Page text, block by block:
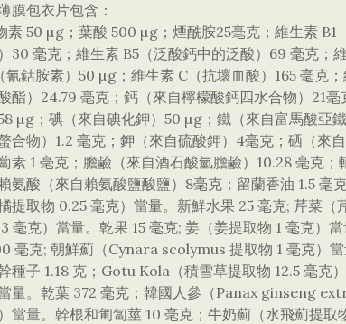
膜包衣片包含：
素 50 µg；葉酸 500 µg；煙酰胺25毫克；維生素
30 毫克；維生素 B5（泛酸鈣中的泛酸）69 毫克；
氰鈷胺素）50 µg；維生素 C（抗壞血酸）165 毫
酯）24.79 毫克；鈣（來自檸檬酸鈣四水合物）21
µg；碘（來自碘化鉀）50 µg；鐵（來自富馬酸亞
合物）1.2 毫克；鉀（來自硫酸鉀）4毫克；硒（來
素 1 毫克；膽鹼（來自酒石酸氫膽鹼）10.28 毫克
氨酸（來自賴氨酸鹽酸鹽）8毫克；留蘭香油 1.5
橘提取物 0.25 毫克）當量。新鮮水果 25 毫克; 芹菜
毫克）當量。乾果 15 毫克; 姜（姜提取物 1 毫克）
毫克; 朝鮮薊（Cynara scolymus 提取物 1 毫克）
種子 1.18 克；Gotu Kola（積雪草提取物 12.5 毫克
量。乾葉 372 毫克；韓國人參（Panax ginseng
當量。幹根和匍匐莖 10 毫克；牛奶薊（水飛薊提